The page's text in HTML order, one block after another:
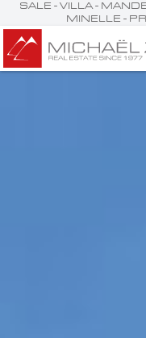
SALE - VILLA -
MINELLE -